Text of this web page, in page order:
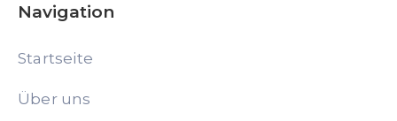
Navigation
Startseite
Über uns